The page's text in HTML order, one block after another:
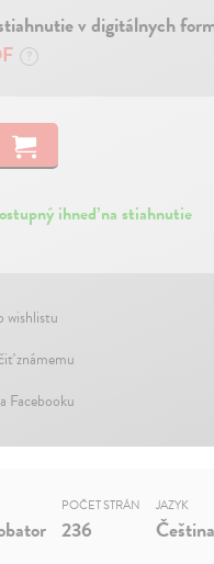
v digitálnych
?
ihneď na stiahnutie
wishlistu
známemu
Facebooku
POČET STRÁN
236
JAZYK
Čeština